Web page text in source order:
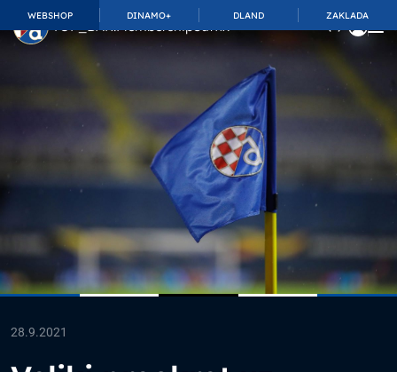
WEBSHOP DINAMO+ DLAND ZAKLADA
TOP_BAR.MembershipSuffix
28.9.2021